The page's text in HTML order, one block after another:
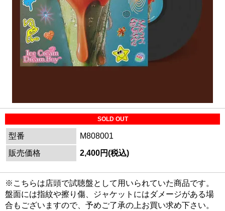
SOLD OUT
型番
M808001
販売価格
2,400円(税込)
※こちらは店頭で試聴盤として用いられていた商品です。
盤面には指紋や擦り傷、ジャケットにはダメージがある場
合もございますので、予めご了承の上お買い求め下さい。